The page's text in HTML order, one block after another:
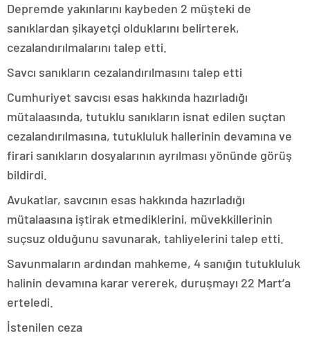
Depremde yakınlarını kaybeden 2 müşteki de
sanıklardan şikayetçi olduklarını belirterek,
cezalandırılmalarını talep etti.
Savcı sanıkların cezalandırılmasını talep etti
Cumhuriyet savcısı esas hakkında hazırladığı
mütalaasında, tutuklu sanıkların isnat edilen suçtan
cezalandırılmasına, tutukluluk hallerinin devamına ve
firari sanıkların dosyalarının ayrılması yönünde görüş
bildirdi.
Avukatlar, savcının esas hakkında hazırladığı
mütalaasına iştirak etmediklerini, müvekkillerinin
suçsuz olduğunu savunarak, tahliyelerini talep etti.
Savunmaların ardından mahkeme, 4 sanığın tutukluluk
halinin devamına karar vererek, duruşmayı 22 Mart’a
erteledi.
İstenilen ceza